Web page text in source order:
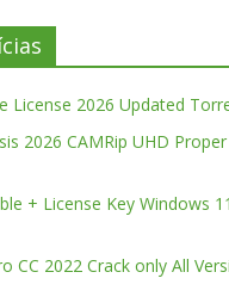
License 2026 Updated
2026 CAMRip UHD Proper
+ License Key Windows
CC 2022 Crack only All